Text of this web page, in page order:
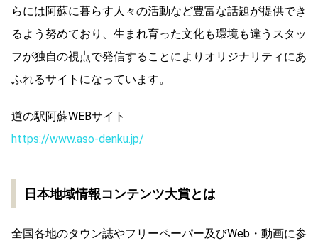
らには阿蘇に暮らす人々の活動など豊富な話題が提供でき
るよう努めており、生まれ育った文化も環境も違うスタッ
フが独自の視点で発信することによりオリジナリティにあ
ふれるサイトになっています。
道の駅阿蘇WEBサイト
https://www.aso-denku.jp/
日本地域情報コンテンツ大賞とは
全国各地のタウン誌やフリーペーパー及びWeb・動画に参